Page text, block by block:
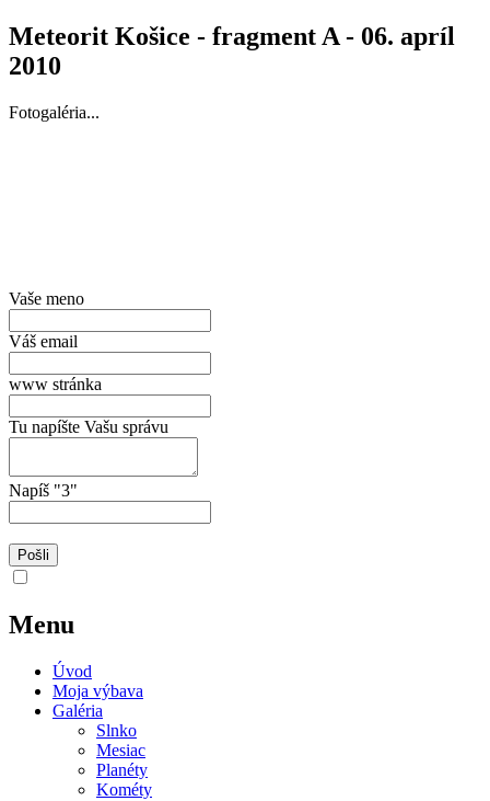
Meteorit Košice - fragment A - 06. apríl
2010
Fotogaléria...
Vaše meno
Váš email
www stránka
Tu napíšte Vašu správu
Napíš "3"
Menu
Úvod
Moja výbava
Galéria
Slnko
Mesiac
Planéty
Kométy